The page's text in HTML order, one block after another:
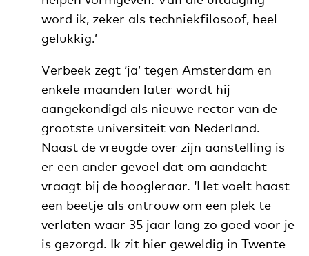
word ik, zeker als techniekfilosoof, heel
gelukkig.’
Verbeek zegt ‘ja’ tegen Amsterdam en
enkele maanden later wordt hij
aangekondigd als nieuwe rector van de
grootste universiteit van Nederland.
Naast de vreugde over zijn aanstelling is
er een ander gevoel dat om aandacht
vraagt bij de hoogleraar. ‘Het voelt haast
een beetje als ontrouw om een plek te
verlaten waar 35 jaar lang zo goed voor je
is gezorgd. Ik zit hier geweldig in Twente